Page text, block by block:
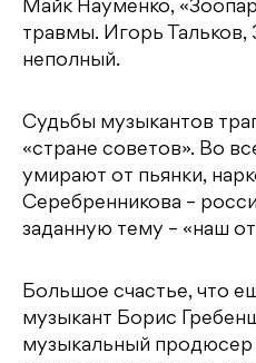
Майк Науменко,
травмы. Игорь Тальков,
неполный.
Судьбы музыкантов
«стране советов». Во
умирают от пьянки,
Серебренникова –
заданную тему – «наш
Большое счастье, что
музыкант Борис
музыкальный